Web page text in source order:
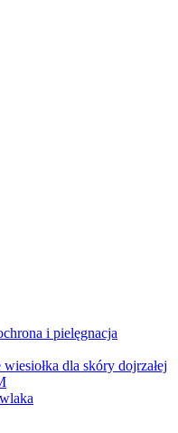
i pielęgnacja
dla skóry dojrzałej